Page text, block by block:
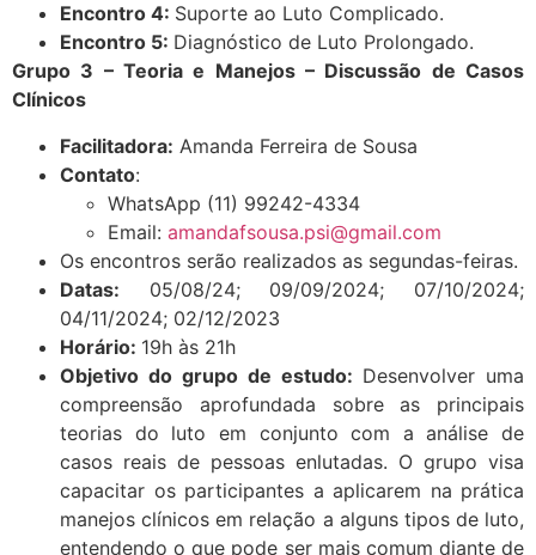
Encontro 4: Suporte ao Luto Complicado.
Encontro 5: Diagnóstico de Luto Prolongado.
Grupo 3 – Teoria e Manejos – Discussão de Casos
Clínicos
Facilitadora: Amanda Ferreira de Sousa
Contato:
WhatsApp (11) 99242-4334
Email: amandafsousa.psi@gmail.com
Os encontros serão realizados as segundas-feiras.
Datas: 05/08/24; 09/09/2024; 07/10/2024;
04/11/2024; 02/12/2023
Horário: 19h às 21h
Objetivo do grupo de estudo: Desenvolver uma
compreensão aprofundada sobre as principais
teorias do luto em conjunto com a análise de
casos reais de pessoas enlutadas. O grupo visa
capacitar os participantes a aplicarem na prática
manejos clínicos em relação a alguns tipos de luto,
entendendo o que pode ser mais comum diante de